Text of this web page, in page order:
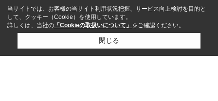
当サイトでは、お客様の当サイト利用状況把握、サービス向上検討を目的と
して、クッキー（Cookie）を使用しています。
詳しくは、当社の 「Cookieの取扱いについて」 をご確認ください。
閉じる